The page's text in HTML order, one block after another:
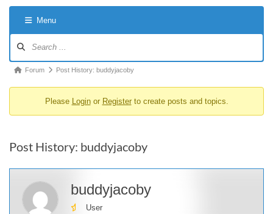
Menu
Navigation
Forum
You
here:
Forum Post History: buddyjacoby
Please Loginor Registerto create posts and topics.
Post History: buddyjacoby
buddyjacoby
User